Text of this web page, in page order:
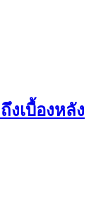
งเบื้องหลัง